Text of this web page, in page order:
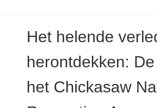
Het helende
herontdekken:
het Chickasaw